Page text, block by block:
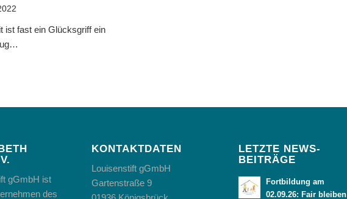
ist fast ein Glücksgriff ein
gGmbH ist
des
KONTAKTDATEN
Louisenstift gGmbH
Gartenstraße 9
LETZTE NEWS-
BEITRÄGE
Fortbildung am
02.09.26: Fair bleiben